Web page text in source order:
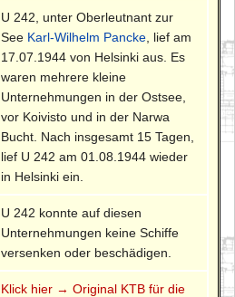
U 242, unter Oberleutnant zur
See Karl-Wilhelm Pancke , lief am
17.07.1944 von Helsinki aus. Es
waren mehrere kleine
Unternehmungen in der Ostsee,
vor Koivisto und in der Narwa
Bucht. Nach insgesamt 15 Tagen,
lief U 242 am 01.08.1944 wieder
in Helsinki ein.
U 242 konnte auf diesen
Unternehmungen keine Schiffe
versenken oder beschädigen.
Klick hier → Original KTB für die